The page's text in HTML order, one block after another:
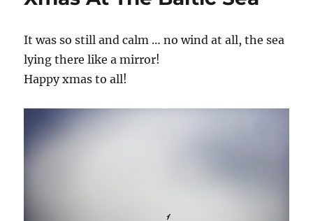
It was so still and calm … no wind at all, the sea
lying there like a mirror!
Happy xmas to all!